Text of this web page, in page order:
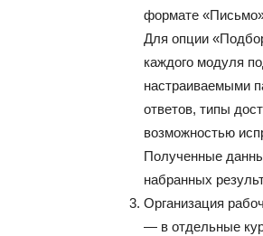
формате
Для опции
каждого модуля
настраиваемыми
ответов, типы
возможностью
Полученные
набранных
Организация
— в отдельные